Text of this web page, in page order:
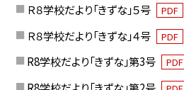
Ｒ８学校だより「きずな」５号 PDF
Ｒ８学校だより「きずな」４号
PDF
R8学校だより「きずな」第3号
PDF